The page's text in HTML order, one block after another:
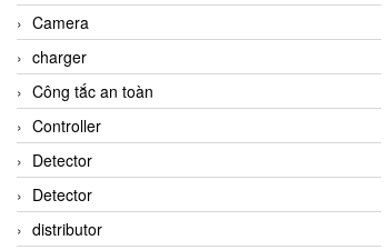
Camera
charger
Công tắc an toàn
Controller
Detector
Detector
distributor